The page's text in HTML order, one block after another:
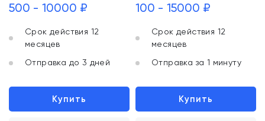
500 - 10000 ₽
Срок действия 12
месяцев
Отправка до 3 дней
Купить
100 - 15000 ₽
Срок действия 12
месяцев
Отправка за 1 минуту
Купить